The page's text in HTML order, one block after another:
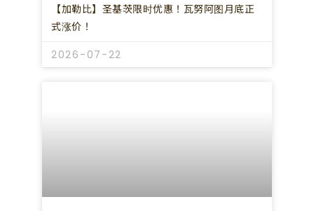
【加勒比】圣基茨限时优惠！瓦努阿图月底正
式涨价！
2026-07-22